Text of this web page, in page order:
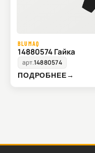
BLUMAQ
14880574 Гайка
арт.14880574
ПОДРОБНЕЕ→